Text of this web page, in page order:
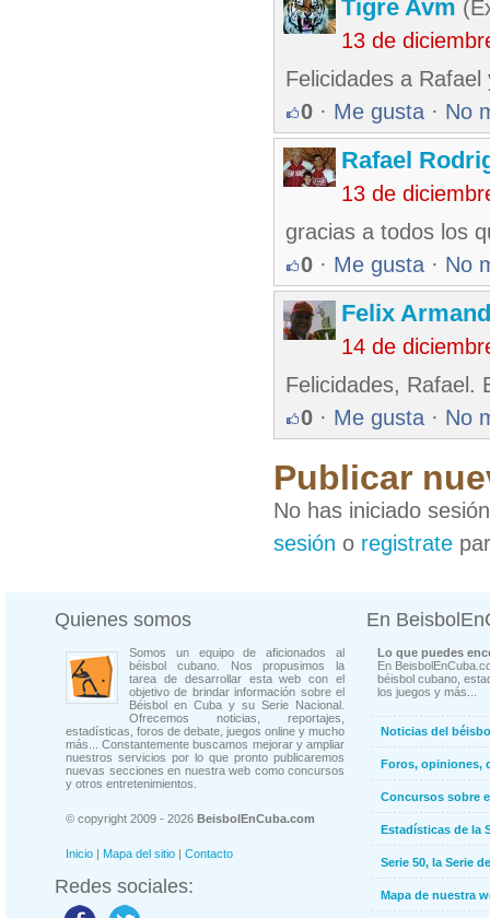
Tigre Avm
13 de
Felicidades a
0 · Me gusta · No
Rafael
13 de
gracias a todos los
0 · Me gusta · No
Felix
14 de
Felicidades, Rafael.
0 · Me gusta · No
Publicar
No has iniciado
sesión o registrate
Quienes somos
Somos un equipo de aficionados al
béisbol cubano. Nos propusimos la
tarea de desarrollar esta web con el
objetivo de brindar información sobre el
Béisbol en Cuba y su Serie Nacional.
Ofrecemos noticias, reportajes,
estadísticas, foros de debate, juegos online y mucho
más... Constantemente buscamos mejorar y ampliar
nuestros servicios por lo que pronto publicaremos
nuevas secciones en nuestra web como concursos
y otros entretenimientos.
© copyright 2009 - 2026 BeisbolEnCuba.com
Inicio | Mapa del sitio | Contacto
Redes sociales:
En
Lo que puedes
En
béisbol cubano,
los juegos y más...
Noticias del
Foros, opiniones,
Concursos sobre
Estadísticas de la
Serie 50, la Serie
Mapa de nuestra